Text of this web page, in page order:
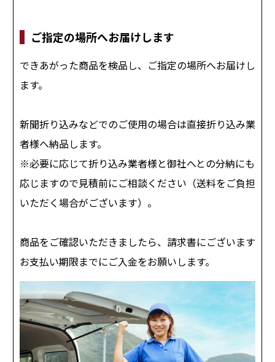
ご指定の場所へお届けします
できあがった商品を検品し、ご指定の場所へお届けし
ます。
新聞折り込みなどでのご使用の場合は直接折り込み業
者様へ納品します。
※必要に応じて折り込み業者様と御社へとの分納にも
応じますので見積前にご相談ください（送料をご負担
いただく場合がございます）。
商品をご確認いただきましたら、請求書にございます
お支払い期限までにご入金をお願いします。